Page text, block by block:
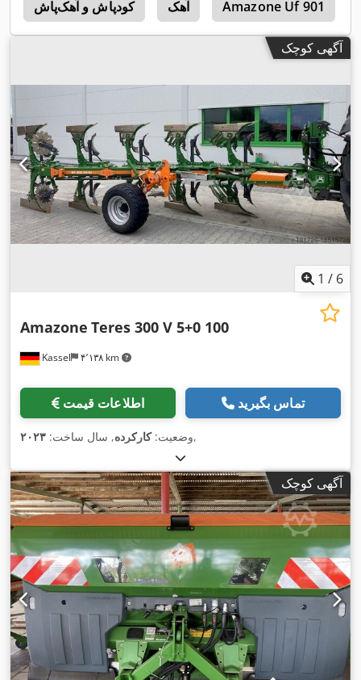
کودپاش و آهک‌پاش آهک Amazone Uf 901
آگهی کوچک
1 / 6
Kassel ۴٬۱۳۸ km
Amazone Teres 300 V 5+0 100
اطلاعات قیمت تماس بگیرید
وضعیت:کارکرده, سال ساخت: ۲۰۲۳ ,
آگهی کوچک